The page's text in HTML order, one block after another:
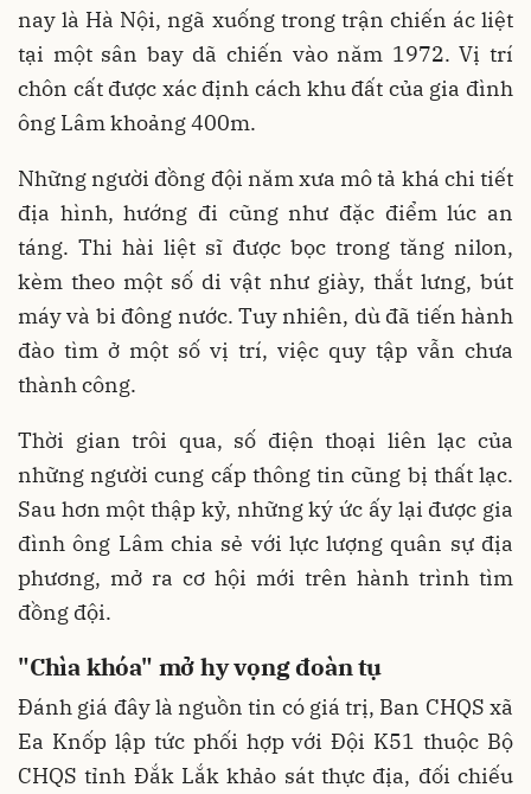
nay là Hà Nội, ngã xuống trong trận chiến ác liệt
tại một sân bay dã chiến vào năm 1972. Vị trí
chôn cất được xác định cách khu đất của gia đình
ông Lâm khoảng 400m.
Những người đồng đội năm xưa mô tả khá chi tiết
địa hình, hướng đi cũng như đặc điểm lúc an
táng. Thi hài liệt sĩ được bọc trong tăng nilon,
kèm theo một số di vật như giày, thắt lưng, bút
máy và bi đông nước. Tuy nhiên, dù đã tiến hành
đào tìm ở một số vị trí, việc quy tập vẫn chưa
thành công.
Thời gian trôi qua, số điện thoại liên lạc của
những người cung cấp thông tin cũng bị thất lạc.
Sau hơn một thập kỷ, những ký ức ấy lại được gia
đình ông Lâm chia sẻ với lực lượng quân sự địa
phương, mở ra cơ hội mới trên hành trình tìm
đồng đội.
"Chìa khóa" mở hy vọng đoàn tụ
Đánh giá đây là nguồn tin có giá trị, Ban CHQS xã
Ea Knốp lập tức phối hợp với Đội K51 thuộc Bộ
CHQS tỉnh Đắk Lắk khảo sát thực địa, đối chiếu